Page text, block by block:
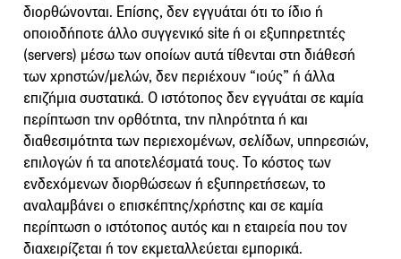
διορθώνονται. Επίσης, δεν εγγυάται ότι το ίδιο ή
οποιοδήποτε άλλο συγγενικό site ή οι εξυπηρετητές
(servers) μέσω των οποίων αυτά τίθενται στη διάθεσή
των χρηστών/μελών, δεν περιέχουν “ιούς” ή άλλα
επιζήμια συστατικά. Ο ιστότοπος δεν εγγυάται σε καμία
περίπτωση την ορθότητα, την πληρότητα ή και
διαθεσιμότητα των περιεχομένων, σελίδων, υπηρεσιών,
επιλογών ή τα αποτελέσματά τους. Το κόστος των
ενδεχόμενων διορθώσεων ή εξυπηρετήσεων, το
αναλαμβάνει ο επισκέπτης/χρήστης και σε καμία
περίπτωση ο ιστότοπος αυτός και η εταιρεία που τον
διαχειρίζεται ή τον εκμεταλλεύεται εμπορικά.